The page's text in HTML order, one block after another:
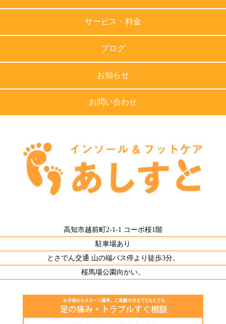
サービス・料金
ブログ
お知らせ
お問い合わせ
高知市越前町2-1-1 コーポ桜1階
駐車場あり
とさでん交通 山の端バス停より徒歩3分。
桜馬場公園向かい。